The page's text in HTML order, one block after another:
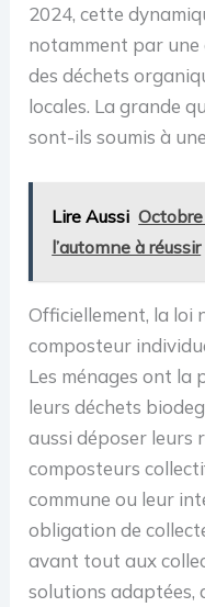
2024, cette
notamment par
des déchets
locales. La grande
sont-ils soumis à
Lire Aussi
l’automne à réussir
Officiellement, la loi
composteur
Les ménages ont la
leurs déchets
aussi déposer leurs
composteurs
commune ou leur
obligation de
avant tout aux
solutions adaptées,